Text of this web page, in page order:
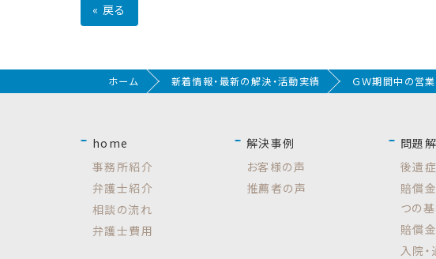
« 戻る
ホーム 新着情報・最新の解決・活動実績 ＧＷ期間中の営
home
事務所紹介
弁護士紹介
相談の流れ
弁護士費用
解決事例
お客様の声
推薦者の声
問題
後遺
賠償
つの
賠償
入院